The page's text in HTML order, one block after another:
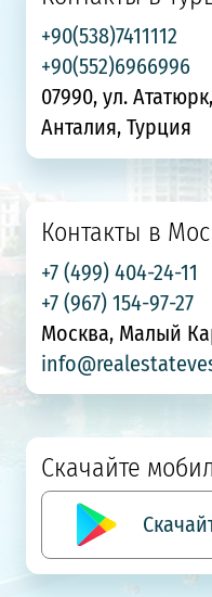
+90(538)7411112
+90(552)6966996
07990, ул.
Анталия, Турция
Контакты в
+7 (499) 404-24-11
+7 (967) 154-97-27
Москва, Малый
Скачайте